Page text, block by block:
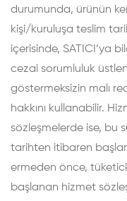
durumunda, ürünün
kişi/kuruluşa teslim
içerisinde, SATICI’ya
cezai sorumluluk
göstermeksizin malı
hakkını kullanabilir.
sözleşmelerde ise, bu
tarihten itibaren
ermeden önce,
başlanan hizmet